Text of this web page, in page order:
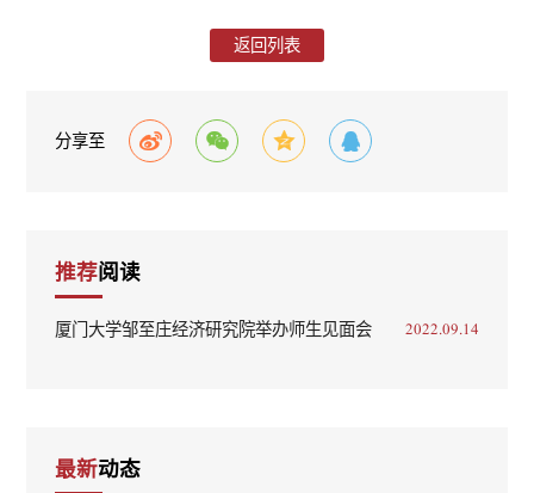
返回列表
分享至
推荐阅读
厦门大学邹至庄经济研究院举办师生见面会 2022.09.14
最新动态